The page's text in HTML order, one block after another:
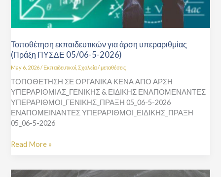
Τοποθέτηση εκπαιδευτικών για άρση υπεραριθμίας
(Πράξη ΠΥΣΔΕ 05/06-5-2026)
May 6, 2026/ Εκπαιδευτικοί,Σχολεία/μεταθέσεις
ΤΟΠΟΘΕΤΗΣΗ ΣΕ ΟΡΓΑΝΙΚΑ ΚΕΝΑ ΑΠΟ ΑΡΣΗ
ΥΠΕΡΑΡΙΘΜΙΑΣ_ΓΕΝΙΚΗΣ & ΕΙΔΙΚΗΣ ΕΝΑΠΟΜΕΝΑΝΤΕΣ
ΥΠΕΡΑΡΙΘΜΟΙ_ΓΕΝΙΚΗΣ_ΠΡΑΞΗ 05_06-5-2026
ΕΝΑΠΟΜΕΙΝΑΝΤΕΣ ΥΠΕΡΑΡΙΘΜΟΙ_ΕΙΔΙΚΗΣ_ΠΡΑΞΗ
05_06-5-2026
Read More »
Ανακοίνωση